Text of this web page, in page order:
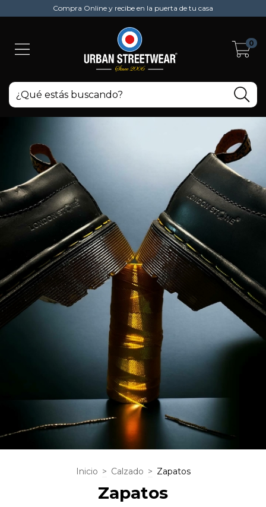
Compra Online y recibe en la puerta de tu casa
0
Inicio > Calzado > Zapatos
Zapatos